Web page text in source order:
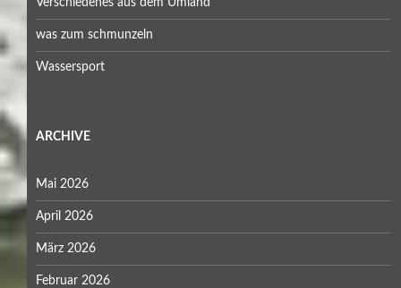
Verschiedenes aus dem Umland
was zum schmunzeln
Wassersport
ARCHIVE
Mai 2026
April 2026
März 2026
Februar 2026